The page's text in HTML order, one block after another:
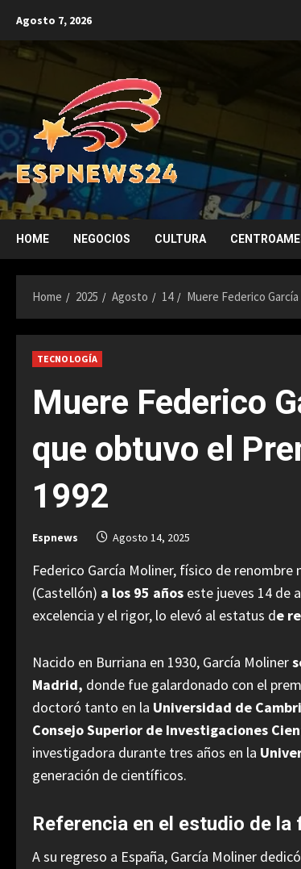
content
Agosto 7, 2026
HOME NEGOCIOS CULTURA
Home 2025 Agosto 14 Muere Federico
TECNOLOGÍA
Muere Federico
que obtuvo el
1992
Espnews Agosto 14, 2025
Federico García Moliner, físico de
(Castellón) a los 95 años este jueves 14 de
excelencia y el rigor, lo elevó al estatus de
Nacido en Burriana en 1930, García Moliner
Madrid, donde fue galardonado con el
doctoró tanto en la Universidad de
Consejo Superior de Investigaciones
investigadora durante tres años en la
generación de científicos.
Referencia en el estudio de
A su regreso a España, García Moliner